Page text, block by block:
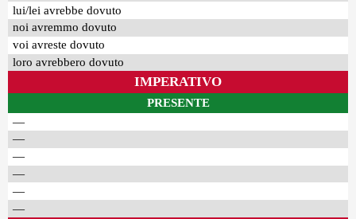
lui/lei avrebbe dovuto
noi avremmo dovuto
voi avreste dovuto
loro avrebbero dovuto
IMPERATIVO
PRESENTE
—
—
—
—
—
—